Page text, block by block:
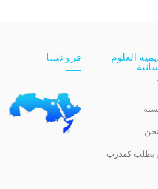
العلوم
بطلب كمدرب
فروعنــا